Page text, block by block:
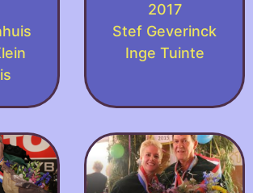
2017
Stef Geverinck
Inge Tuinte